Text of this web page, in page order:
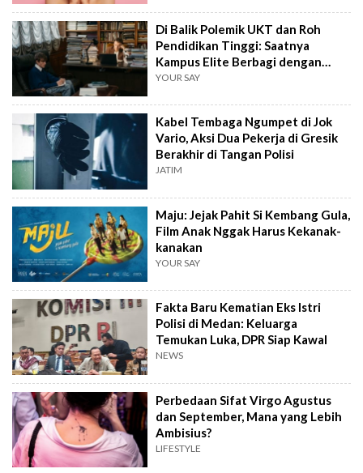
Di Balik Polemik UKT dan Roh
Pendidikan Tinggi: Saatnya
Kampus Elite Berbagi dengan
Kampus Daerah
YOUR SAY
Kabel Tembaga Ngumpet di Jok
Vario, Aksi Dua Pekerja di Gresik
Berakhir di Tangan Polisi
JATIM
Maju: Jejak Pahit Si Kembang Gula,
Film Anak Nggak Harus Kekanak-
kanakan
YOUR SAY
Fakta Baru Kematian Eks Istri
Polisi di Medan: Keluarga
Temukan Luka, DPR Siap Kawal
NEWS
Perbedaan Sifat Virgo Agustus
dan September, Mana yang Lebih
Ambisius?
LIFESTYLE